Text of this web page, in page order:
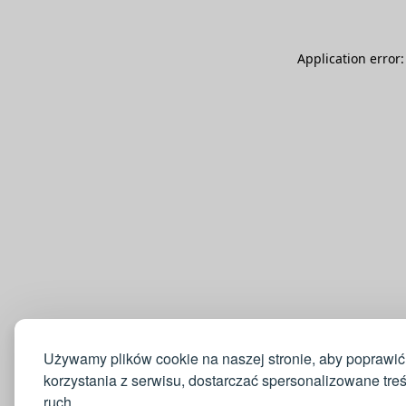
Używamy plików cookie na naszej stronie, aby
korzystania z serwisu, dostarczać spersonalizowane
Application